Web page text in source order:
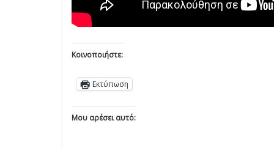
Κοινοποιήστε:
Εκτύπωση
Μου αρέσει αυτό: